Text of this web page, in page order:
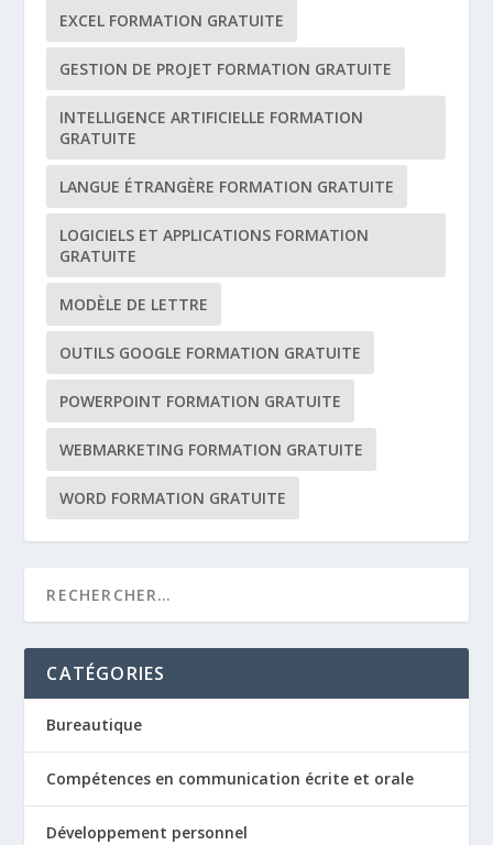
EXCEL FORMATION GRATUITE
GESTION DE PROJET FORMATION GRATUITE
INTELLIGENCE ARTIFICIELLE FORMATION
GRATUITE
LANGUE ÉTRANGÈRE FORMATION GRATUITE
LOGICIELS ET APPLICATIONS FORMATION
GRATUITE
MODÈLE DE LETTRE
OUTILS GOOGLE FORMATION GRATUITE
POWERPOINT FORMATION GRATUITE
WEBMARKETING FORMATION GRATUITE
WORD FORMATION GRATUITE
CATÉGORIES
Bureautique
Compétences en communication écrite et orale
Développement personnel